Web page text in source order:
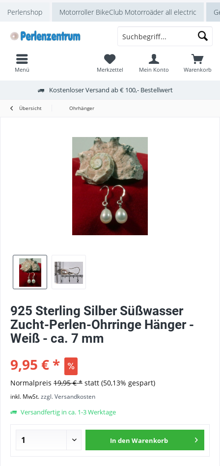
Perlenshop Motorroller BikeClub Motorroäder all electric
Kostenloser Versand ab € 100,- Bestellwert
Warenkorb
Merkzettel Mein Konto
Menü
Übersicht Ohrhänger
925 Sterling Silber Süßwasser
Zucht-Perlen-Ohrringe Hänger -
Weiß - ca. 7 mm
9,95 € *
Normalpreis 19,95 € * statt (50,13% gespart)
inkl. MwSt.zzgl. Versandkosten
Versandfertig in ca. 1-3 Werktage
In den Warenkorb